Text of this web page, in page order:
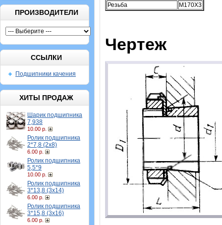
ПРОИЗВОДИТЕЛИ
ССЫЛКИ
Подшипники качения
ХИТЫ ПРОДАЖ
Шарик подшипника
7,938
10.00 р.
Ролик подшипника
2*7,8 (2х8)
6.00 р.
Ролик подшипника
5,5*9
10.00 р.
Ролик подшипника
3*13,8 (3х14)
6.00 р.
Ролик подшипника
3*15,8 (3х16)
6.00 р.
Резьба
M170X3
Чертеж